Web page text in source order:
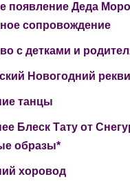
появление Деда
сопровождение
с детками и
Новогодний
танцы
Блеск Тату от
образы*
хоровод